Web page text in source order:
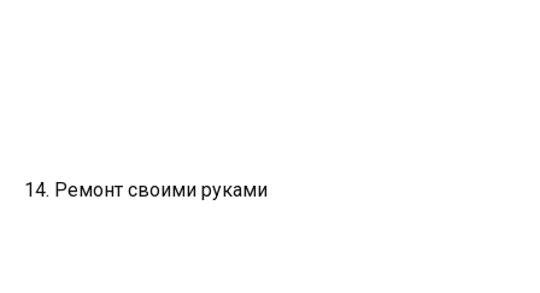
14. Ремонт своими руками